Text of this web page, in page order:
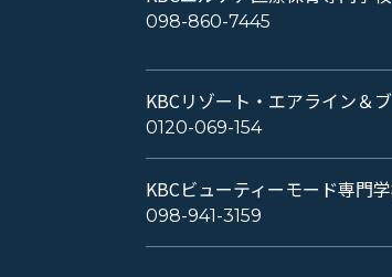
098-860-7445
KBCリゾート・エアライン＆
0120-069-154
KBCビューティーモード専門
098-941-3159